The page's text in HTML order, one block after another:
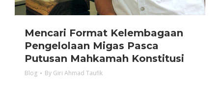
Mencari Format Kelembagaan
Pengelolaan Migas Pasca
Putusan Mahkamah Konstitusi
Blog By Giri Ahmad Taufik